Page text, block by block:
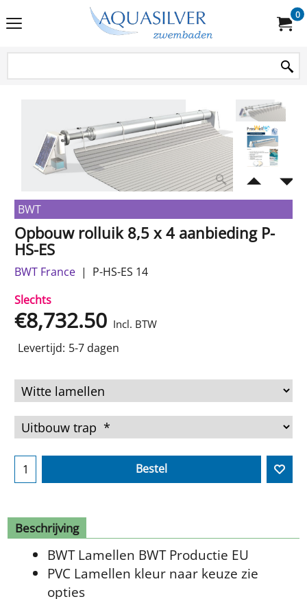
0
BWT
Opbouw rolluik 8,5 x 4 aanbieding P-
HS-ES
BWT France
P-HS-ES 14
Slechts
€8,732.50 Incl. BTW
Levertijd: 5-7 dagen
Bestel
Beschrijving
BWT Lamellen BWT Productie EU
PVC Lamellen kleur naar keuze zie
opties